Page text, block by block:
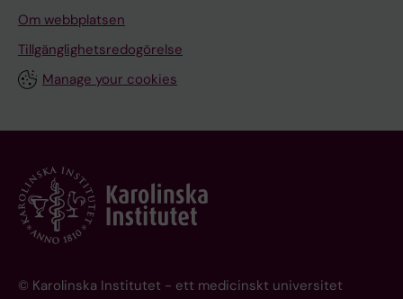
Om webbplatsen
Tillgänglighetsredogörelse
Manage your cookies
© Karolinska Institutet - ett medicinskt universitet